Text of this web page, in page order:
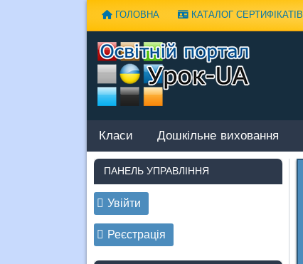
ГОЛОВНА КАТАЛОГ СЕРТИФІКАТІВ
Класи Дошкільне виховання
ПАНЕЛЬ УПРАВЛІННЯ
Увійти
Реєстрація